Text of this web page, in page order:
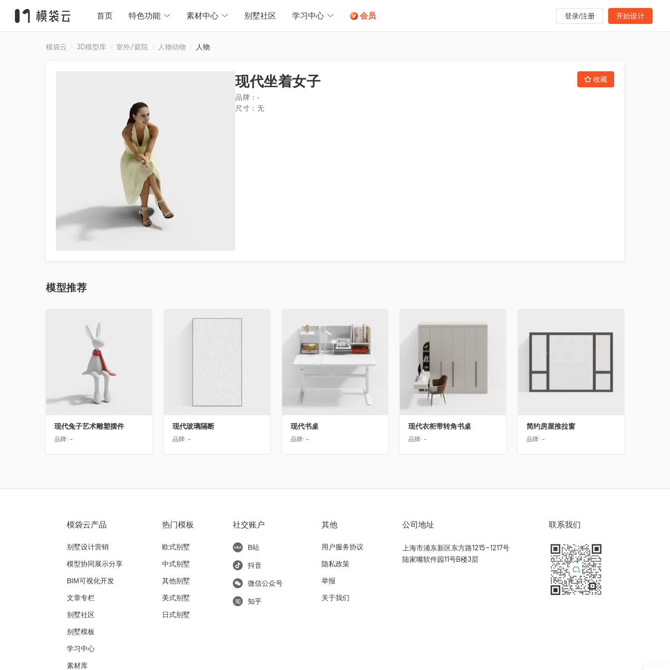
首页 特色功能 素材中心 别墅社区 学习中心 会员 登录/注册 开始设计
模袋云 3D模型库 室外/庭院 人物动物 人物
现代坐着女子
品牌： -
尺寸： 无
收藏
模型推荐
现代兔子艺术雕塑摆件
品牌: -
收藏
现代玻璃隔断
品牌: -
收藏
现代书桌
品牌: -
收藏
现代衣柜带转角书桌
品牌: -
简约房屋推拉窗
品牌: -
模袋云产品
别墅设计营销
模型协同展示分享
BIM可视化开发
文章专栏
别墅社区
别墅模板
学习中心
素材库
热门模板
欧式别墅
中式别墅
其他别墅
美式别墅
日式别墅
社交账户
B站
抖音
微信公众号
知乎
其他
用户服务协议
隐私政策
举报
关于我们
公司地址
上海市浦东新区东方路1215-1217号
陆家嘴软件园11号B楼3层
联系我们